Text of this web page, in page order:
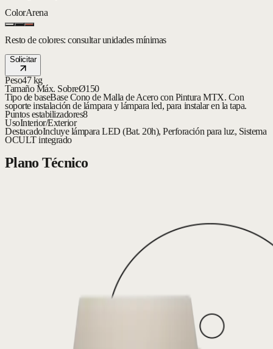
ColorArena
Resto de colores: consultar unidades mínimas
Solicitar
Peso47 kg
Tamaño Máx. SobreØ150
Tipo de baseBase Cono de Malla de Acero con Pintura MTX. Con
soporte instalación de lámpara y lámpara led, para instalar en la tapa.
Puntos estabilizadores8
UsoInterior/Exterior
DestacadoIncluye lámpara LED (Bat. 20h), Perforación para luz, Sistema
OCULT integrado
Plano Técnico